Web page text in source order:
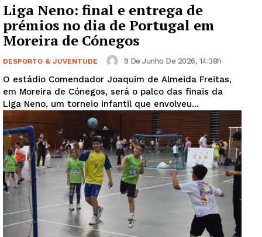
Guimarães, agora!
Liga Neno: final e entrega de
prémios no dia de Portugal em
Moreira de Cónegos
DESPORTO & JUVENTUDE 9 De Junho De 2026, 14:38h
O estádio Comendador Joaquim de Almeida Freitas,
em Moreira de Cónegos, será o palco das finais da
Liga Neno, um torneio infantil que envolveu...